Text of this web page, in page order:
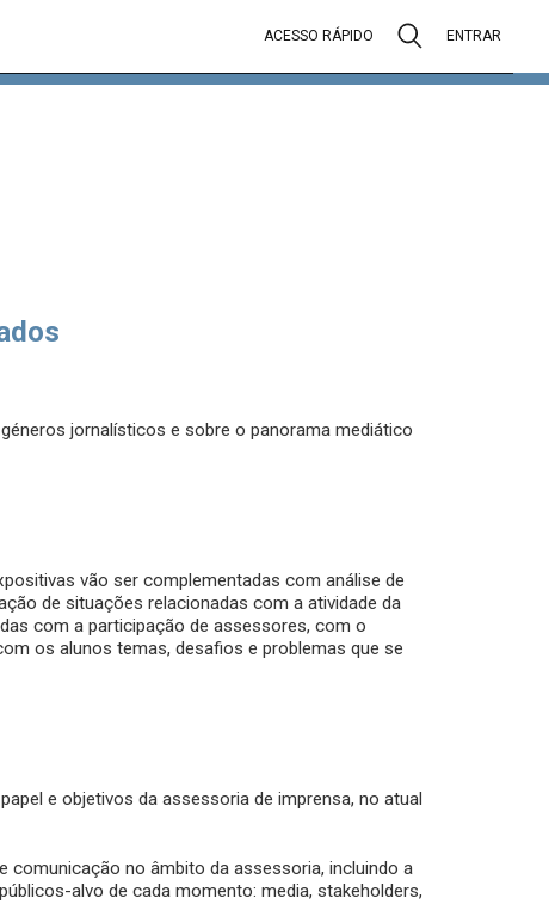
ACESSO RÁPIDO ENTRAR
jornalísticos e sobre o panorama mediático
vão ser complementadas com análise de
de situações relacionadas com a atividade da
com a participação de assessores, com o
os alunos temas, desafios e problemas que se
e objetivos da assessoria de imprensa, no atual
comunicação no âmbito da assessoria, incluindo a
alvo de cada momento: media, stakeholders,